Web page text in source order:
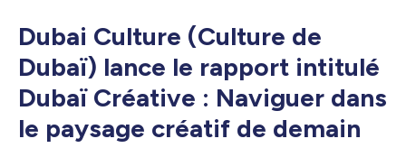
Dubai Culture (Culture de
Dubaï) lance le rapport intitulé
Dubaï Créative : Naviguer dans
le paysage créatif de demain